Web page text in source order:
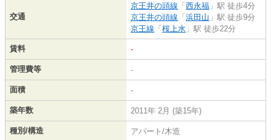
交通
京王井の頭線 「 西永福 」駅 徒歩4分
京王井の頭線 「 浜田山 」駅 徒歩9分
京王線 「 桜上水 」駅 徒歩22分
賃料 -
管理費等 -
面積 -
築年数 2011年 2月 (築15年)
種別/構造 アパート/木造